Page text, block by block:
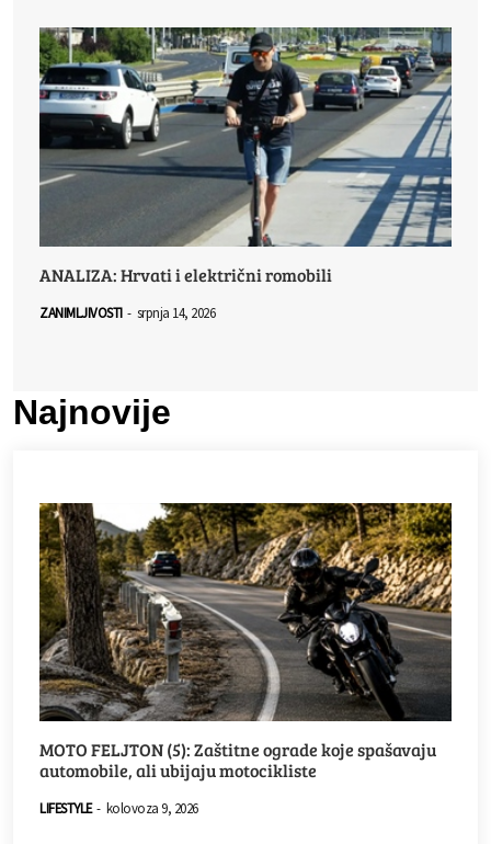
ANALIZA: Hrvati i električni romobili
ZANIMLJIVOSTI - srpnja 14, 2026
Najnovije
MOTO FELJTON (5): Zaštitne ograde koje spašavaju
automobile, ali ubijaju motocikliste
LIFESTYLE - kolovoza 9, 2026